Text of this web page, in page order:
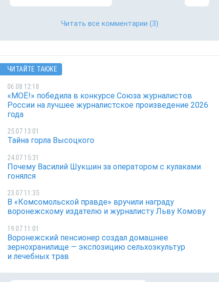
Читать все комментарии (3)
ЧИТАЙТЕ ТАКЖЕ
06.08 12:18
«МОЁ!» победила в конкурсе Союза журналистов
России на лучшее журналистское произведение 2026
года
25.07 13:01
Тайна горла Высоцкого
24.07 15:31
Почему Василий Шукшин за оператором с кулаками
гонялся
23.07 11:35
В «Комсомольской правде» вручили награду
воронежскому издателю и журналисту Льву Комову
19.07 11:01
Воронежский пенсионер создал домашнее
зернохранилище — экспозицию сельхозкультур
и лечебных трав